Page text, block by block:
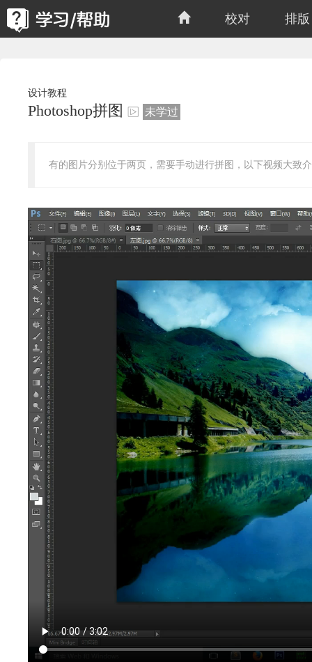
校对 排版
设计教程
Photoshop拼图 未学过
有的图片分别位于两页，需要手动进行拼图，以下视频大致